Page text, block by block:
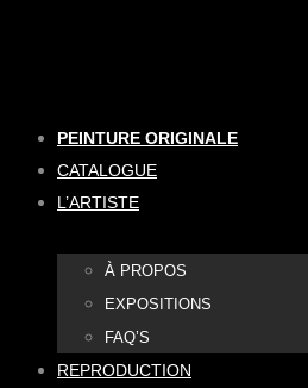
PEINTURE ORIGINALE
CATALOGUE
L’ARTISTE
À PROPOS
EXPOSITIONS
FAQ’S
REPRODUCTION